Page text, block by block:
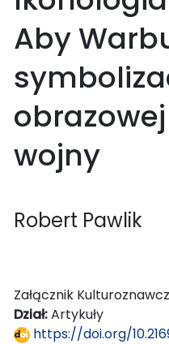
Aby
wojny
Robert Pawlik
Załącznik
Dział:Artykuły
https://doi.org/